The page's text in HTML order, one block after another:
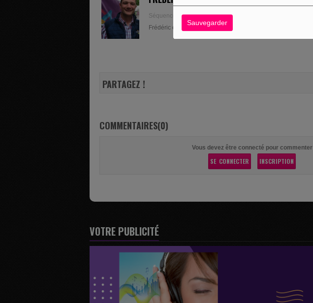
Sauvegarder
Séquence "Local et de Bon Goût" du jeudi
Frédéric est un passionné de tout ce qui est...
PARTAGEZ !
COMMENTAIRES(0)
Vous devez être connecté pour commenter
SE CONNECTER INSCRIPTION
VOTRE PUBLICITÉ